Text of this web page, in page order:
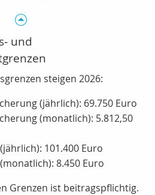
und
steigen 2026:
(jährlich): 69.750 Euro
(monatlich): 5.812,50
101.400 Euro
8.450 Euro
Grenzen ist beitragspflichtig.